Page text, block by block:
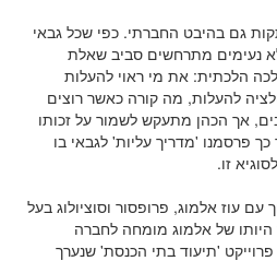
גם בהיבט החברתי. כפי שכל גבאי
נעימים מתרחשים סביב שאלת
הלכתית: את מי ראוי להעלות
להעלות, מה קורה כאשר רוצים
אך הכהן מתעקש לשמור על זכותו
פרסמנו 'מדריך עליות' לגבאי בו
זו.
עוז אלמוג, פרופסור וסוציולוג בעל
של אלמוג מומחה לחברה
'תיעוד בתי הכנסת' שנערך